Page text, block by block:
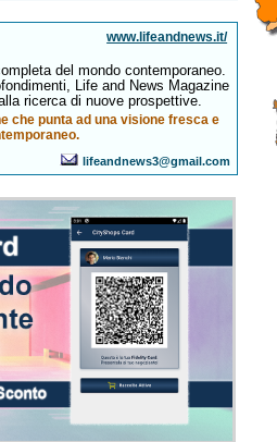
www.lifeandnews.it/
del mondo contemporaneo.
Life and News Magazine
ricerca di nuove prospettive.
che punta ad una visione fresca e
lifeandnews3@gmail.com